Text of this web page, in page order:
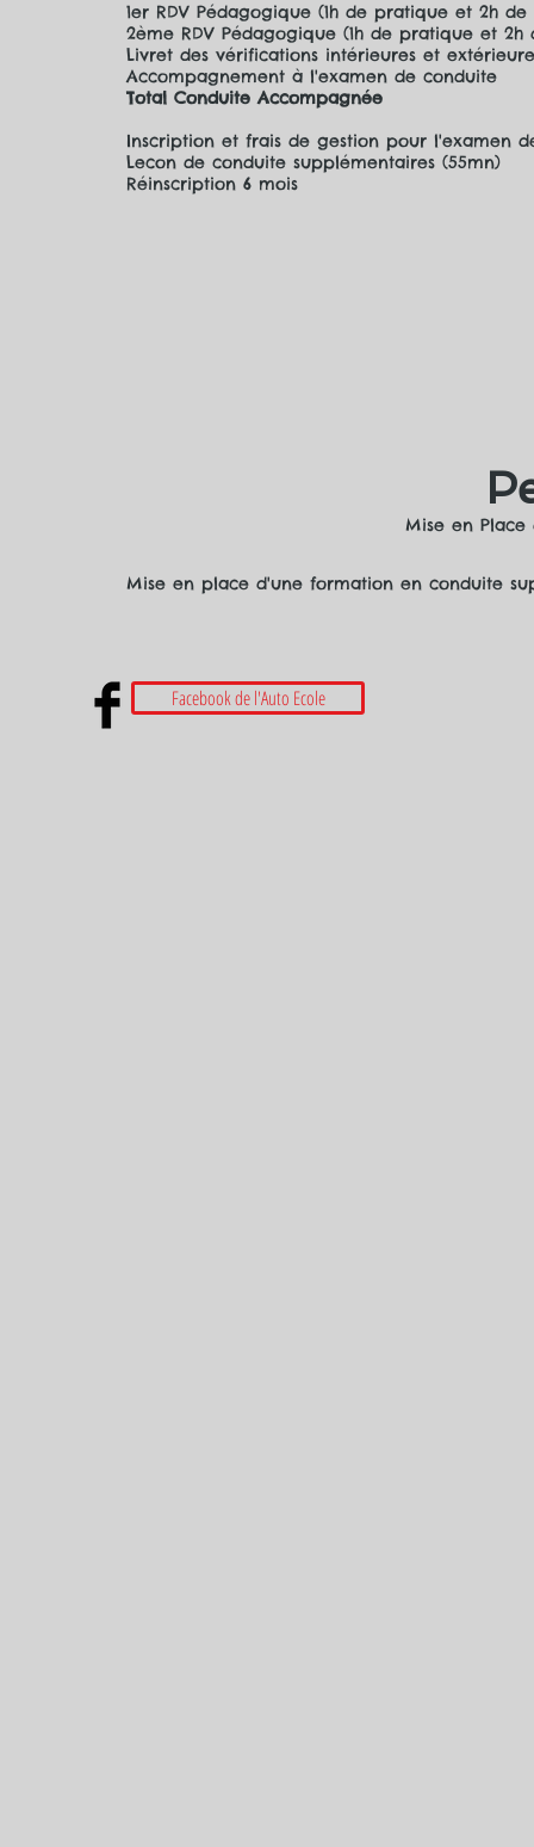
1er RDV Pédagogique (1h de pratique et 2h
2ème RDV Pédagogique (1h de pratique et
Livret des vérifications intérieures et
Accompagnement à l'examen de conduite
Total Conduite Accompagnée
Inscription et frais de gestion pour l'examen
Lecon de conduite supplémentaires (55mn)
Réinscription 6 mois
Mise en Place
Mise en place d'une formation en conduite
Facebook de l'Auto Ecole